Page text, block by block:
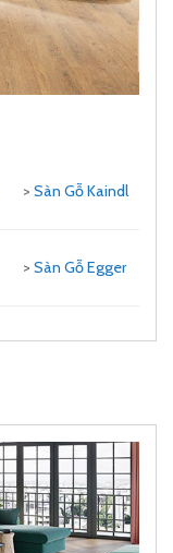
>Sàn Gỗ Kaindl
>Sàn Gỗ Egger